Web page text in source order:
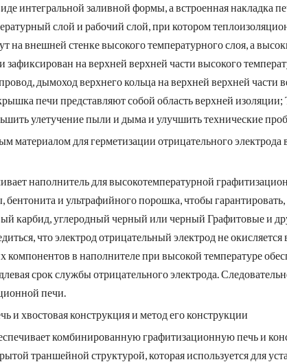
интегральной заливной формы, а встроенная
слой и рабочий слой, при котором
на внешней стенке высокого температурного слоя, а
на верхней верхней части высокого
дымоход верхнего кольца на верхней верхней
печи представляют собой область верхней
улетучение пыли и дыма и улучшить технические
материалом для герметизации отрицательного
наполнитель для высокотемпературной
бентонита и ультрафийного порошка, чтобы
карбид, углеродный черный или черный Графитовые и
что электрод отрицательный электрод не
компонентов в наполнителе при высокой температуре
срок службы отрицательного электрода.
печи.
и хвостовая конструкция и метод его конструкции
комбинированную графитизационную печь и
траншейной структурой, которая используется для